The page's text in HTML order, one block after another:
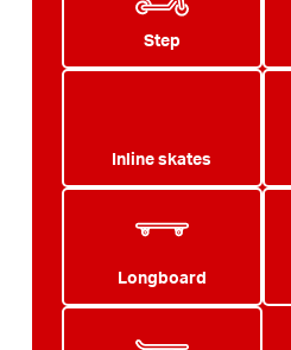
Step
Inline skates
Longboard